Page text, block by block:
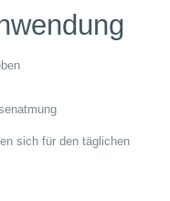
sich für den täglichen